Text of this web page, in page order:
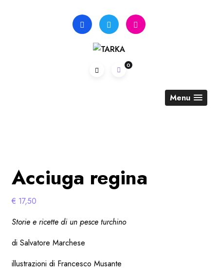
0
Menu
Acciuga regina
€ 17,50
Storie e ricette di un pesce turchino
di Salvatore Marchese
illustrazioni di Francesco Musante